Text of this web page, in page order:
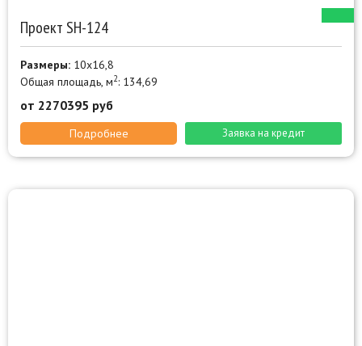
Проект SН-124
Размеры: 10х16,8
Общая площадь, м2: 134,69
от 2270395 руб
Подробнее Заявка на кредит